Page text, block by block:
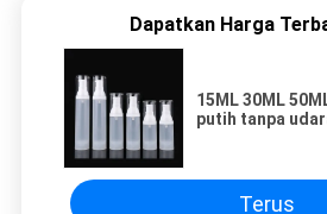
Dapatkan Harga
15ML 30ML
putih tanpa
Terus